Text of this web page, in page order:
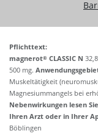
Pflichttext:
magnerot® CLASSIC N
500 mg.
Muskeltätigkeit
Magnesiummangels bei
Nebenwirkungen lesen
Ihren Arzt oder in Ihrer
Böblingen